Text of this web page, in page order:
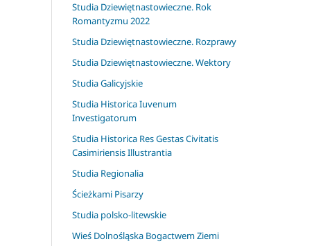
Studia Dziewiętnastowieczne. Rok
Romantyzmu 2022
Studia Dziewiętnastowieczne. Rozprawy
Studia Dziewiętnastowieczne. Wektory
Studia Galicyjskie
Studia Historica Iuvenum
Investigatorum
Studia Historica Res Gestas Civitatis
Casimiriensis Illustrantia
Studia Regionalia
Ścieżkami Pisarzy
Studia polsko-litewskie
Wieś Dolnośląska Bogactwem Ziemi